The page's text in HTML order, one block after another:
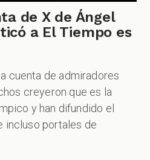
de X de Ángel
a El Tiempo es
cuenta de admiradores
creyeron que es la
y han difundido el
incluso portales de